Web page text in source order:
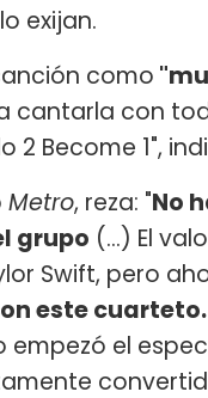
exijan.
como
cantarla con
2 Become 1",
Metro, reza: "No
grupo (...) El
Swift, pero
este cuarteto.
empezó el